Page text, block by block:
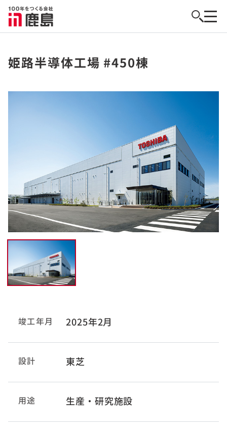
姫路半導体工場 #450棟
竣工年月 2025年2月
設計 東芝
用途 生産・研究施設